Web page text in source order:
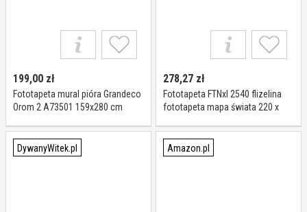
199,00 zł
Fototapeta mural pióra Grandeco
Orom 2 A73501 159x280 cm
278,27 zł
Fototapeta FTNxl 2540 flizelina
fototapeta mapa świata 220 x
DywanyWitek.pl Amazon.pl